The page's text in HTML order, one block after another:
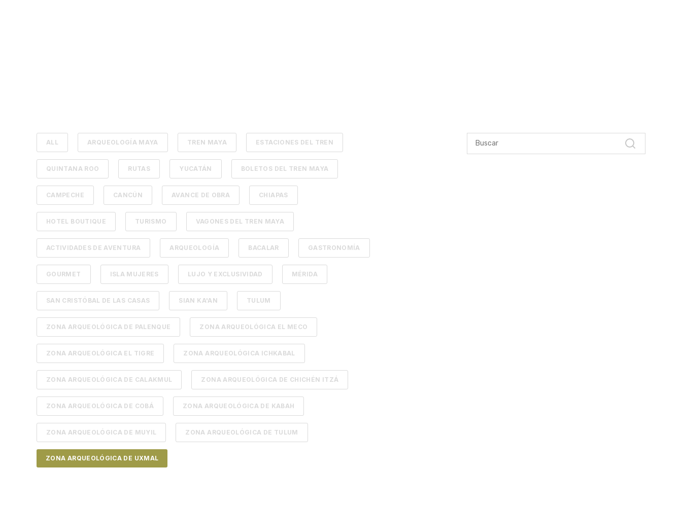
ALL ARQUEOLOGÍA MAYA TREN MAYA ESTACIONES DEL TREN
QUINTANA ROO RUTAS YUCATÁN BOLETOS DEL TREN MAYA
CAMPECHE CANCÚN AVANCE DE OBRA CHIAPAS
HOTEL BOUTIQUE TURISMO VAGONES DEL TREN MAYA
ACTIVIDADES DE AVENTURA ARQUEOLOGÍA BACALAR GASTRONOMÍA
GOURMET ISLA MUJERES LUJO Y EXCLUSIVIDAD MÉRIDA
SAN CRISTÓBAL DE LAS CASAS SIAN KA'AN TULUM
ZONA ARQUEOLÓGICA DE PALENQUE ZONA ARQUEOLÓGICA EL MECO
ZONA ARQUEOLÓGICA EL TIGRE ZONA ARQUEOLÓGICA ICHKABAL
ZONA ARQUEOLÓGICA DE CALAKMUL ZONA ARQUEOLÓGICA DE CHICHÉN ITZÁ
ZONA ARQUEOLÓGICA DE COBÁ ZONA ARQUEOLÓGICA DE KABAH
ZONA ARQUEOLÓGICA DE MUYIL ZONA ARQUEOLÓGICA DE TULUM
ZONA ARQUEOLÓGICA DE UXMAL